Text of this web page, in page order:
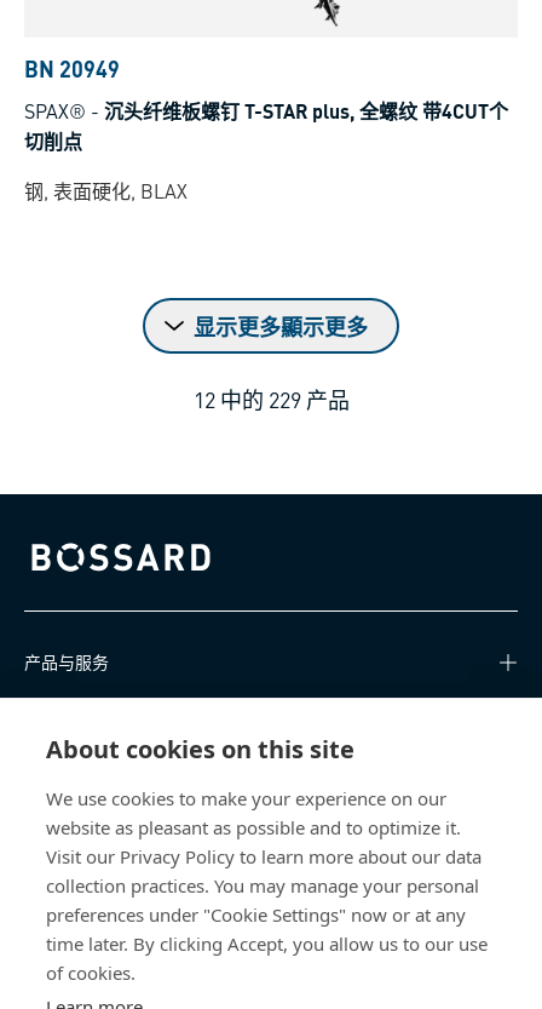
About cookies on this site
We use cookies to make your experience on our
website as pleasant as possible and to optimize it.
Visit our Privacy Policy to learn more about our data
collection practices. You may manage your personal
preferences under "Cookie Settings" now or at any
time later. By clicking Accept, you allow us to our use
of cookies.
BN 20949
SPAX® - 沉头纤维板螺钉 T-STAR plus, 全螺纹 带4CUT个
切削点
钢, 表面硬化, BLAX
显示更多顯示更多
12 中的 229 产品
Bossard homepage
产品与服务
关于我们
联系我们
china@bossard.com